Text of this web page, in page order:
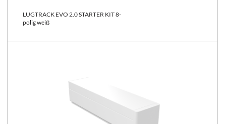
LUGTRACK EVO 2.0 STARTER KIT 8-
polig weiß